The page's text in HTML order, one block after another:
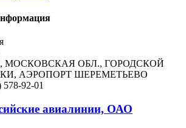
МОСКОВСКАЯ ОБЛ., ГОРОДСКОЙ
АЭРОПОРТ ШЕРЕМЕТЬЕВО
578-92-01
авиалинии, ОАО